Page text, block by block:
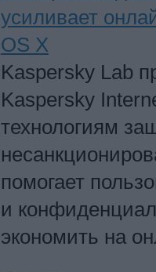
усиливает
OS X
Kaspersky Lab
Kaspersky
технологиям
помогает
и
экономить на